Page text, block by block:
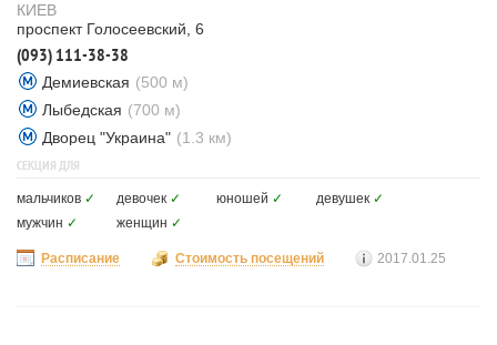
КИЕВ
проспект Голосеевский, 6
(093) 111-38-38
Демиевская (500 м)
Лыбедская (700 м)
Дворец "Украина" (1.3 км)
СЕКЦИЯ ДЛЯ
мальчиков ✓ девочек ✓ юношей ✓ девушек ✓
мужчин ✓ женщин ✓
Расписание Стоимость посещений 2017.01.25